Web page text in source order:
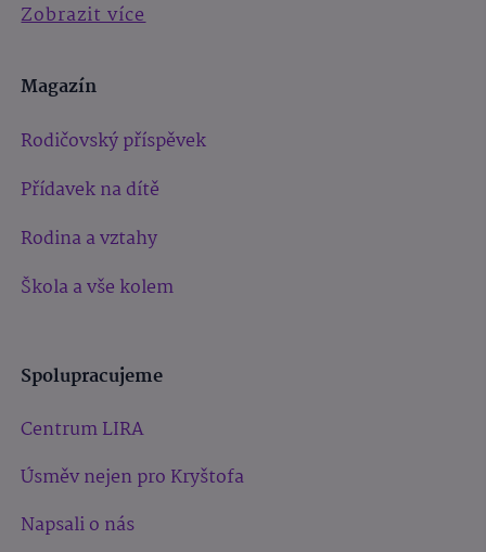
Zobrazit více
Magazín
Rodičovský příspěvek
Přídavek na dítě
Rodina a vztahy
Škola a vše kolem
Spolupracujeme
Centrum LIRA
Úsměv nejen pro Kryštofa
Napsali o nás